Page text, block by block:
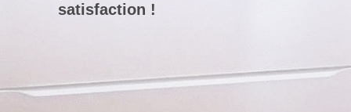
satisfaction !